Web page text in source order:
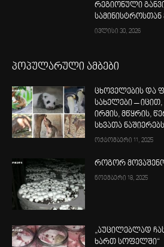
რეგიონული
ივლისი 30, 2026
პოპულარული ამბები
ცხოველების და
სახელები –
ირმის, მწყრის,
სხვათა
ოქტომბერი 11, 2025
როგორ
ნოემბერი 18, 2025
„აუცილებლად
ხართ სოფელში“